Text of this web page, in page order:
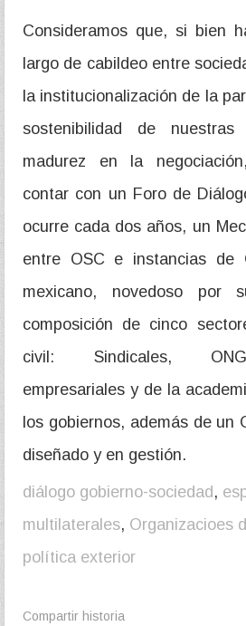
Consideramos que, si bien
largo de cabildeo entre
la institucionalización de la
sostenibilidad de
madurez en la
contar con un Foro de
ocurre cada dos años, un
entre OSC e instancias de
mexicano, novedoso por
composición de cinco
civil: Sindicales,
empresariales y de la
los gobiernos, además de un
diseñado y en gestión.
diálogo gobierno-sociedad ,
multilaterales, Organizacioes
política exterior
Compartir historia